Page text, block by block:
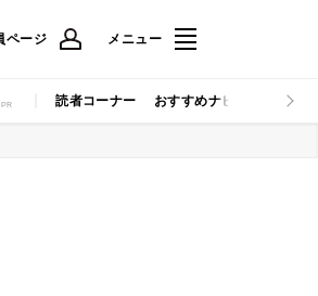
ページ メニュー
読者コーナー おすすめナビ マイナビ